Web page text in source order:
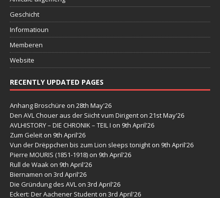
Geschicht
Informatioun
Memberen
Website
RECENTLY UPDATED PAGES
Anhang Broschüre on 28th May'26
Den AVL Chouer aus der Siicht vum Dirigent on 21st May'26
AVLHISTORY – DIE CHRONIK – TEIL I on 9th April'26
Zum Geleit on 9th April'26
Vun der Drëppchen bis zum Lion sleeps tonight on 9th April'26
Pierre MOURIS (1851-1918) on 9th April'26
Rull de Waak on 9th April'26
Biernamen on 3rd April'26
Die Gründung des AVL on 3rd April'26
Eckert: Der Aachener Student on 3rd April'26